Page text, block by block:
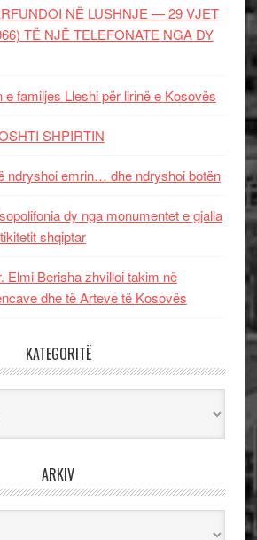
NË LUSHNJE — 29 VJET
TË NJË TELEFONATE NGA DY
familjes Lleshi për lirinë e Kosovës
SHPIRTIN
ndryshoi emrin… dhe ndryshoi botën
dy nga monumentet e gjalla
shqiptar
Elmi Berisha zhvilloi takim në
dhe të Arteve të Kosovës
KATEGORITË
ARKIV